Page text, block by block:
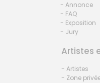
- Annonce
- FAQ
- Exposition
- Jury
Artistes
- Artistes
- Zone